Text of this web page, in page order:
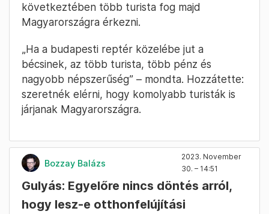
következtében több turista fog majd
Magyarországra érkezni.
„Ha a budapesti reptér közelébe jut a
bécsinek, az több turista, több pénz és
nagyobb népszerűség” – mondta. Hozzátette:
szeretnék elérni, hogy komolyabb turisták is
járjanak Magyarországra.
Bozzay Balázs
2023. November
30. – 14:51
Gulyás: Egyelőre nincs döntés arról,
hogy lesz-e otthonfelújítási